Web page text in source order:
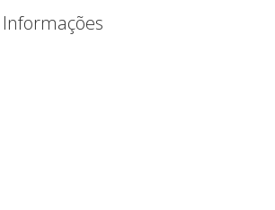
Informações